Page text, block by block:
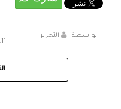
بواسطة :
التحرير